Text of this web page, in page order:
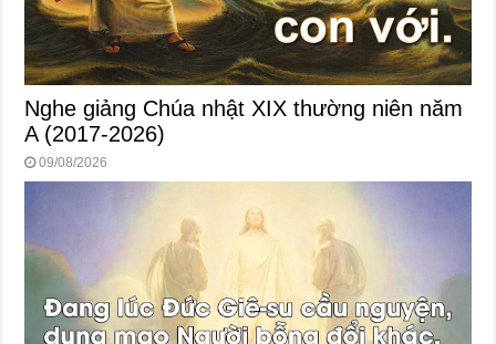
Nghe giảng Chúa nhật XIX thường niên năm
A (2017-2026)
09/08/2026